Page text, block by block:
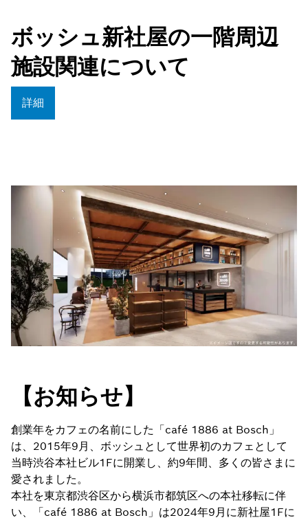
ボッシュ新社屋の一階周辺
施設関連について
詳細
【お知らせ】
創業年をカフェの名前にした「café 1886 at Bosch」
は、2015年9月、ボッシュとして世界初のカフェとして
当時渋谷本社ビル1Fに開業し、約9年間、多くの皆さまに
愛されました。
本社を東京都渋谷区から横浜市都筑区への本社移転に伴
い、「café 1886 at Bosch」は2024年9月に新社屋1Fに